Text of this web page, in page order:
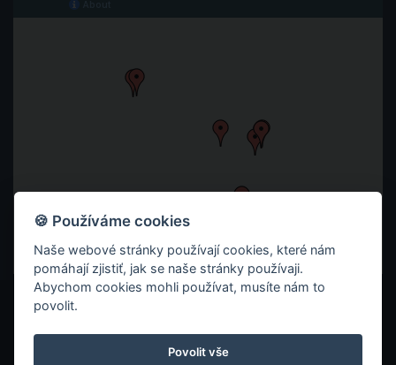
© 2026 ITC ZLÍN
ZÁSADY OCHRANY SOUKROMÍ
🍪 Používáme cookies
Naše webové stránky používají cookies, které nám
pomáhají zjistiť, jak se naše stránky používaji.
Abychom cookies mohli používat, musíte nám to
povolit.
Povolit vše